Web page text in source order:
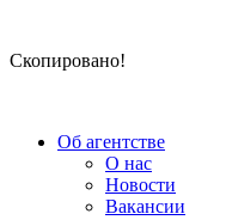
Скопировано!
Об агентстве
О нас
Новости
Вакансии